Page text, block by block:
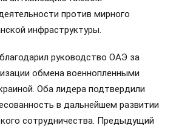
против мирного
инфраструктуры.
руководство ОАЭ за
обмена военнопленными
Оба лидера подтвердили
в дальнейшем развитии
сотрудничества. Предыдущий